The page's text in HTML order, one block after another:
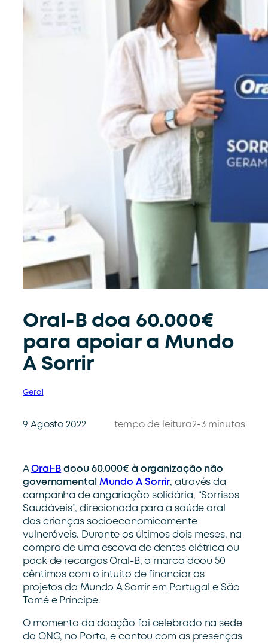
Oral-B doa 60.000€
para apoiar a Mundo
A Sorrir
Geral
9 Agosto 2022 tempo de leitura2-3 minutos
A Oral-B doou 60.000€ à organização não
governamental Mundo A Sorrir, através da
campanha de angariação solidária, “Sorrisos
Saudáveis”, direcionada para a saúde oral
das crianças socioeconomicamente
vulneráveis. Durante os últimos dois meses, na
compra de uma escova de dentes elétrica ou
pack de recargas Oral-B, a marca doou 50
cêntimos com o intuito de financiar os
projetos da Mundo A Sorrir em Portugal e São
Tomé e Príncipe.
O momento da doação foi celebrado na sede
da ONG, no Porto, e contou com as presenças